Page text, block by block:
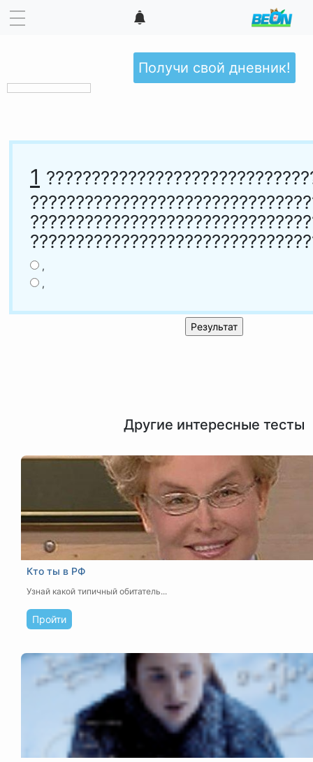
Получи свой дневник!
1
,
,
Другие интересные тесты
Кто ты в РФ
Узнай какой типичный обитатель...
Пройти